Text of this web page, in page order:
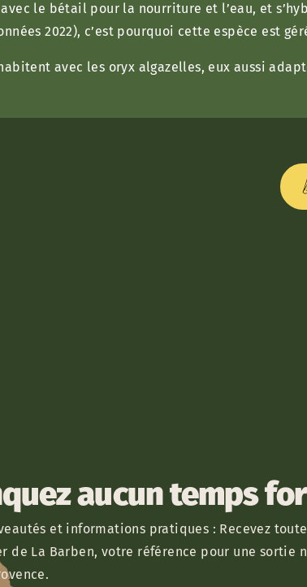
le bétail pour la nourriture et l’eau, et
2022), c’est pourquoi cette espèce est
avec les oryx algazelles, eux aussi
aucun temps
et informations pratiques : Recevez
de La Barben, votre référence pour une sortie